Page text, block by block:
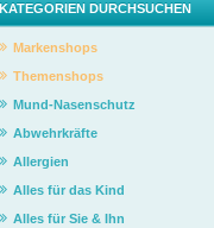
KATEGORIEN DURCHSUCHEN
Markenshops
Themenshops
Mund-Nasenschutz
Abwehrkräfte
Allergien
Alles für das Kind
Alles für Sie & Ihn